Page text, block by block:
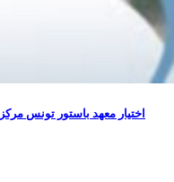
اختيار معهد باستور تونس